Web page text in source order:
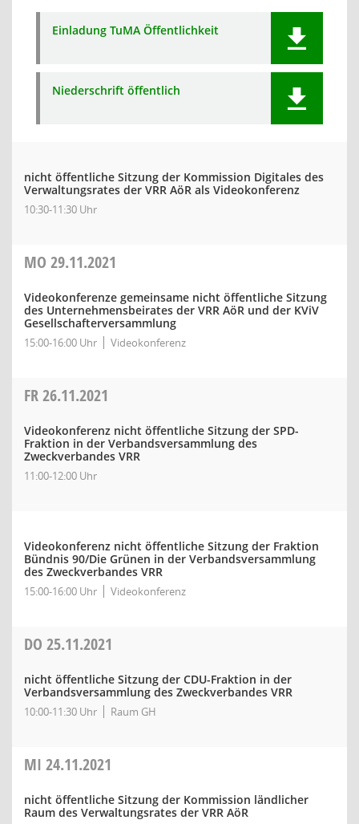
Einladung TuMA Öffentlichkeit
Niederschrift öffentlich
nicht öffentliche Sitzung der Kommission Digitales des
Verwaltungsrates der VRR AöR als Videokonferenz
10:30-11:30 Uhr
MO 29.11.2021
Videokonferenze gemeinsame nicht öffentliche Sitzung
des Unternehmensbeirates der VRR AöR und der KViV
Gesellschafterversammlung
15:00-16:00 Uhr Videokonferenz
FR26.11.2021
Videokonferenz nicht öffentliche Sitzung der SPD-
Fraktion in der Verbandsversammlung des
Zweckverbandes VRR
11:00-12:00 Uhr
Videokonferenz nicht öffentliche Sitzung der Fraktion
Bündnis 90/Die Grünen in der Verbandsversammlung
des Zweckverbandes VRR
15:00-16:00 Uhr Videokonferenz
DO 25.11.2021
nicht öffentliche Sitzung der CDU-Fraktion in der
Verbandsversammlung des Zweckverbandes VRR
10:00-11:30 Uhr Raum GH
MI 24.11.2021
nicht öffentliche Sitzung der Kommission ländlicher
Raum des Verwaltungsrates der VRR AöR